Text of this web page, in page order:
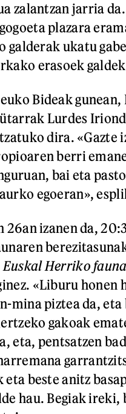
zalantzan jarria
plazara
ukatu
erasoek
Bideak
Lurdes
dira. «Gazte
berri
bai eta
egoeran»,
izanen da,
Euskal Herriko
«Liburu honen
mina piztea da, eta
gakoak
eta, pentsatzen
eta beste anitz
hau. Begiak ireki,